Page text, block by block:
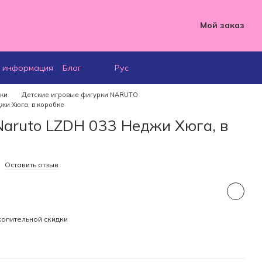
Мой заказ
информация Блог Рус
Детские игровые фигурки NARUTO
Хюга, в коробке
LZDH 033 Неджи Хюга, в
Оставить отзыв
скидки